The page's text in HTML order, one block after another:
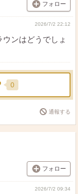
フォロー
2026/7/2 22:12
ンはどうでしょ
0
通報する
フォロー
2026/7/2 09:34